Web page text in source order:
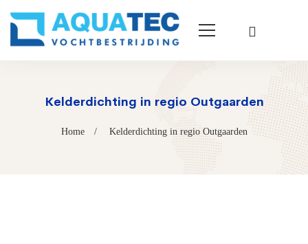
Kelderdichting in regio Outgaarden
Home Kelderdichting in regio Outgaarden